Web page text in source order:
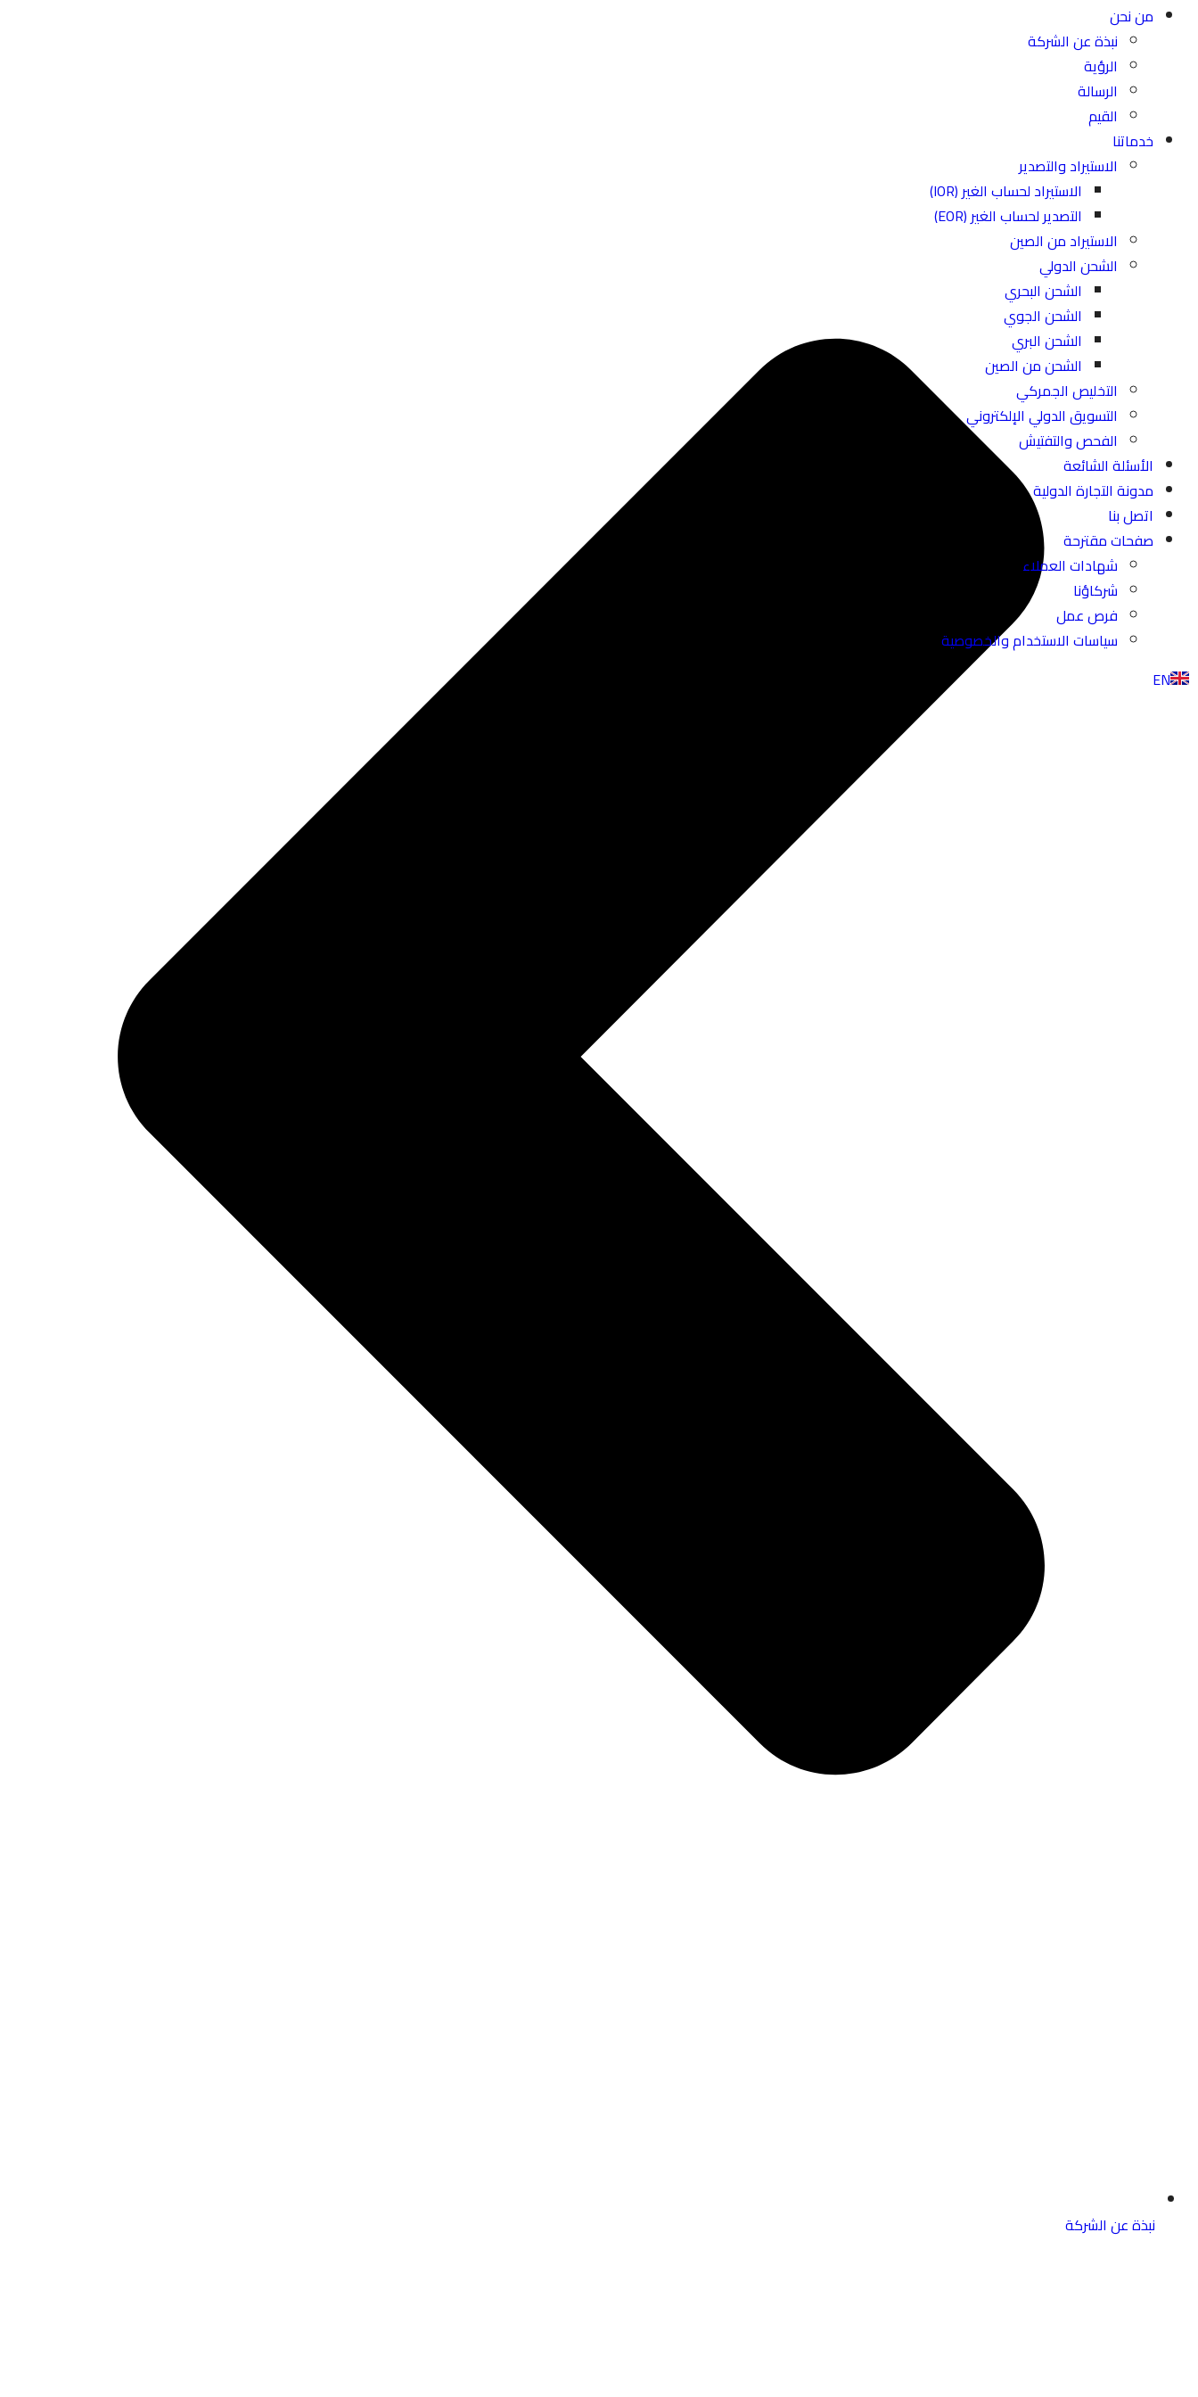
من نحن
نبذة عن الشركة
الرؤية
الرسالة
القيم
خدماتنا
الاستيراد والتصدير
الاستيراد لحساب الغير (IOR)
التصدير لحساب الغير (EOR)
الاستيراد من الصين
الشحن الدولي
الشحن البحري
الشحن الجوي
الشحن البري
الشحن من الصين
التخليص الجمركي
التسويق الدولي الإلكتروني
الفحص والتفتيش
الأسئلة الشائعة
مدونة التجارة الدولية
اتصل بنا
صفحات مقترحة
شهادات العملاء
شركاؤنا
فرص عمل
سياسات الاستخدام والخصوصية
EN
نبذة عن الشركة